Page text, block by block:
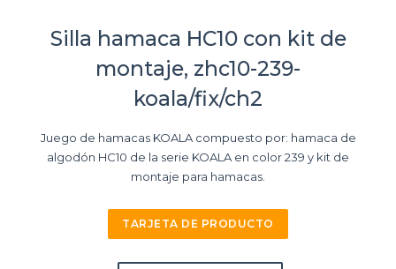
Silla hamaca HC10 con kit de
montaje, zhc10-239-
koala/fix/ch2
Juego de hamacas KOALA compuesto por: hamaca de
algodón HC10 de la serie KOALA en color 239 y kit de
montaje para hamacas.
TARJETA DE PRODUCTO